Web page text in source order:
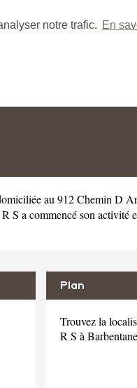
notre trafic. En
au 912 Chemin D
a commencé son activité
Plan
Trouvez la
R S à